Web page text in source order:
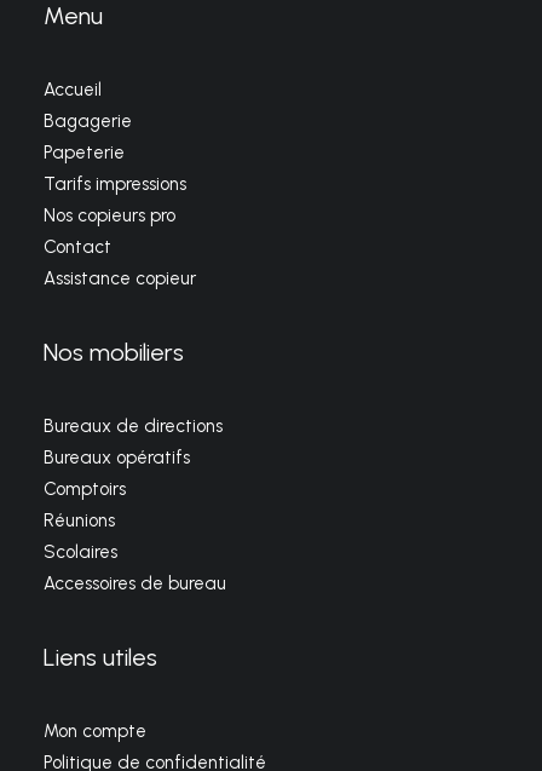
Menu
Accueil
Bagagerie
Papeterie
Tarifs impressions
Nos copieurs pro
Contact
Assistance copieur
Nos mobiliers
Bureaux de directions
Bureaux opératifs
Comptoirs
Réunions
Scolaires
Accessoires de bureau
Liens utiles
Mon compte
Politique de confidentialité